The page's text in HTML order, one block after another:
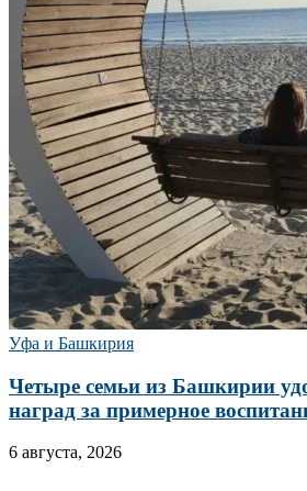
Уфа и Башкирия
Четыре семьи из Башкирии
наград за примерное
6 августа, 2026